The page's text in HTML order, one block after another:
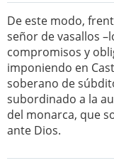
De este modo,
señor de vasallos
compromisos y
imponiendo en
soberano de
subordinado a la
del monarca, que
ante Dios.